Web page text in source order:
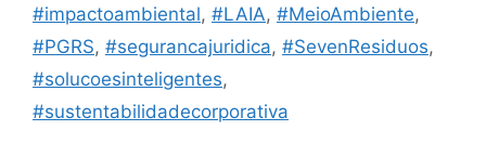
#impactoambiental, #LAIA, #MeioAmbiente,
#PGRS, #segurancajuridica, #SevenResiduos,
#solucoesinteligentes,
#sustentabilidadecorporativa